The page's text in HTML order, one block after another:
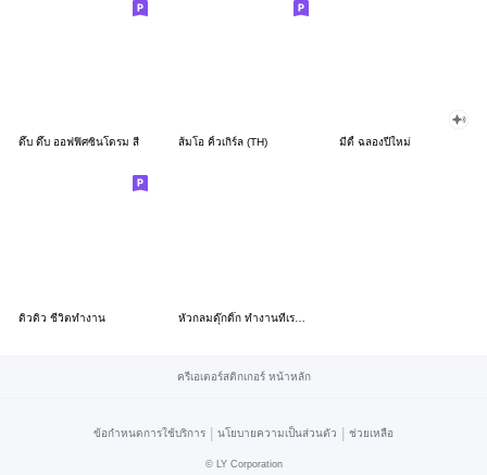
ดึ๊บ ดึ๊บ ออฟฟิศซินโดรม สี่ ส้มโอ คิ้วเกิร์ล (TH) มีดี้ ฉลองปีใหม่
ดิวดิว ชีวิตทำงาน
ครีเอเตอร์สติกเกอร์ หน้าหลัก
ข้อกำหนดการใช้บริการ | นโยบายความเป็นส่วนตัว | ช่วยเหลือ
© LY Corporation